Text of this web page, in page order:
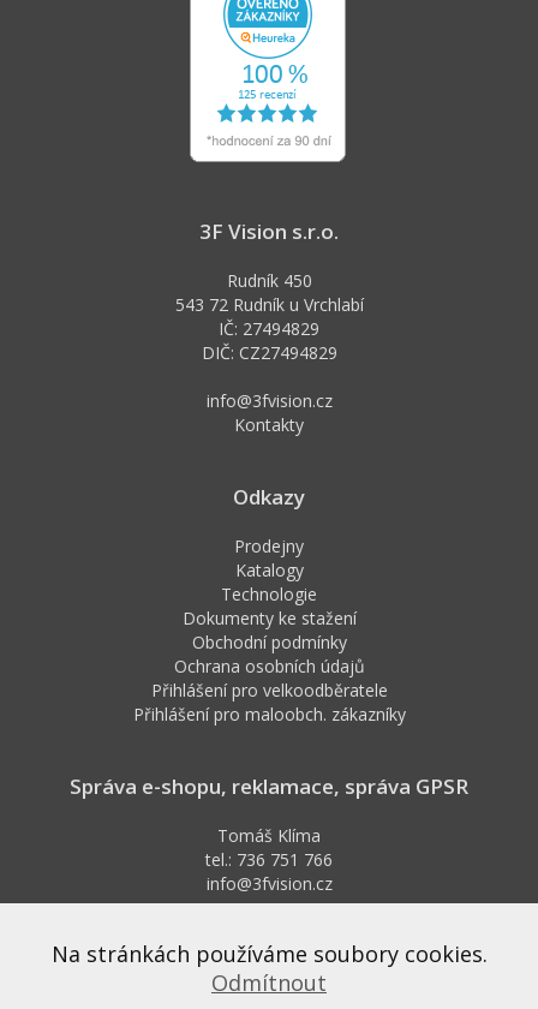
3F Vision s.r.o.
Rudník 450
543 72 Rudník u Vrchlabí
IČ: 27494829
DIČ: CZ27494829
info@3fvision.cz
Kontakty
Odkazy
Prodejny
Katalogy
Technologie
Dokumenty ke stažení
Obchodní podmínky
Ochrana osobních údajů
Přihlášení pro velkoodběratele
Přihlášení pro maloobch. zákazníky
Správa e-shopu, reklamace, správa GPSR
Tomáš Klíma
tel.: 736 751 766
info@3fvision.cz
Na stránkách používáme soubory cookies.
Odmítnout